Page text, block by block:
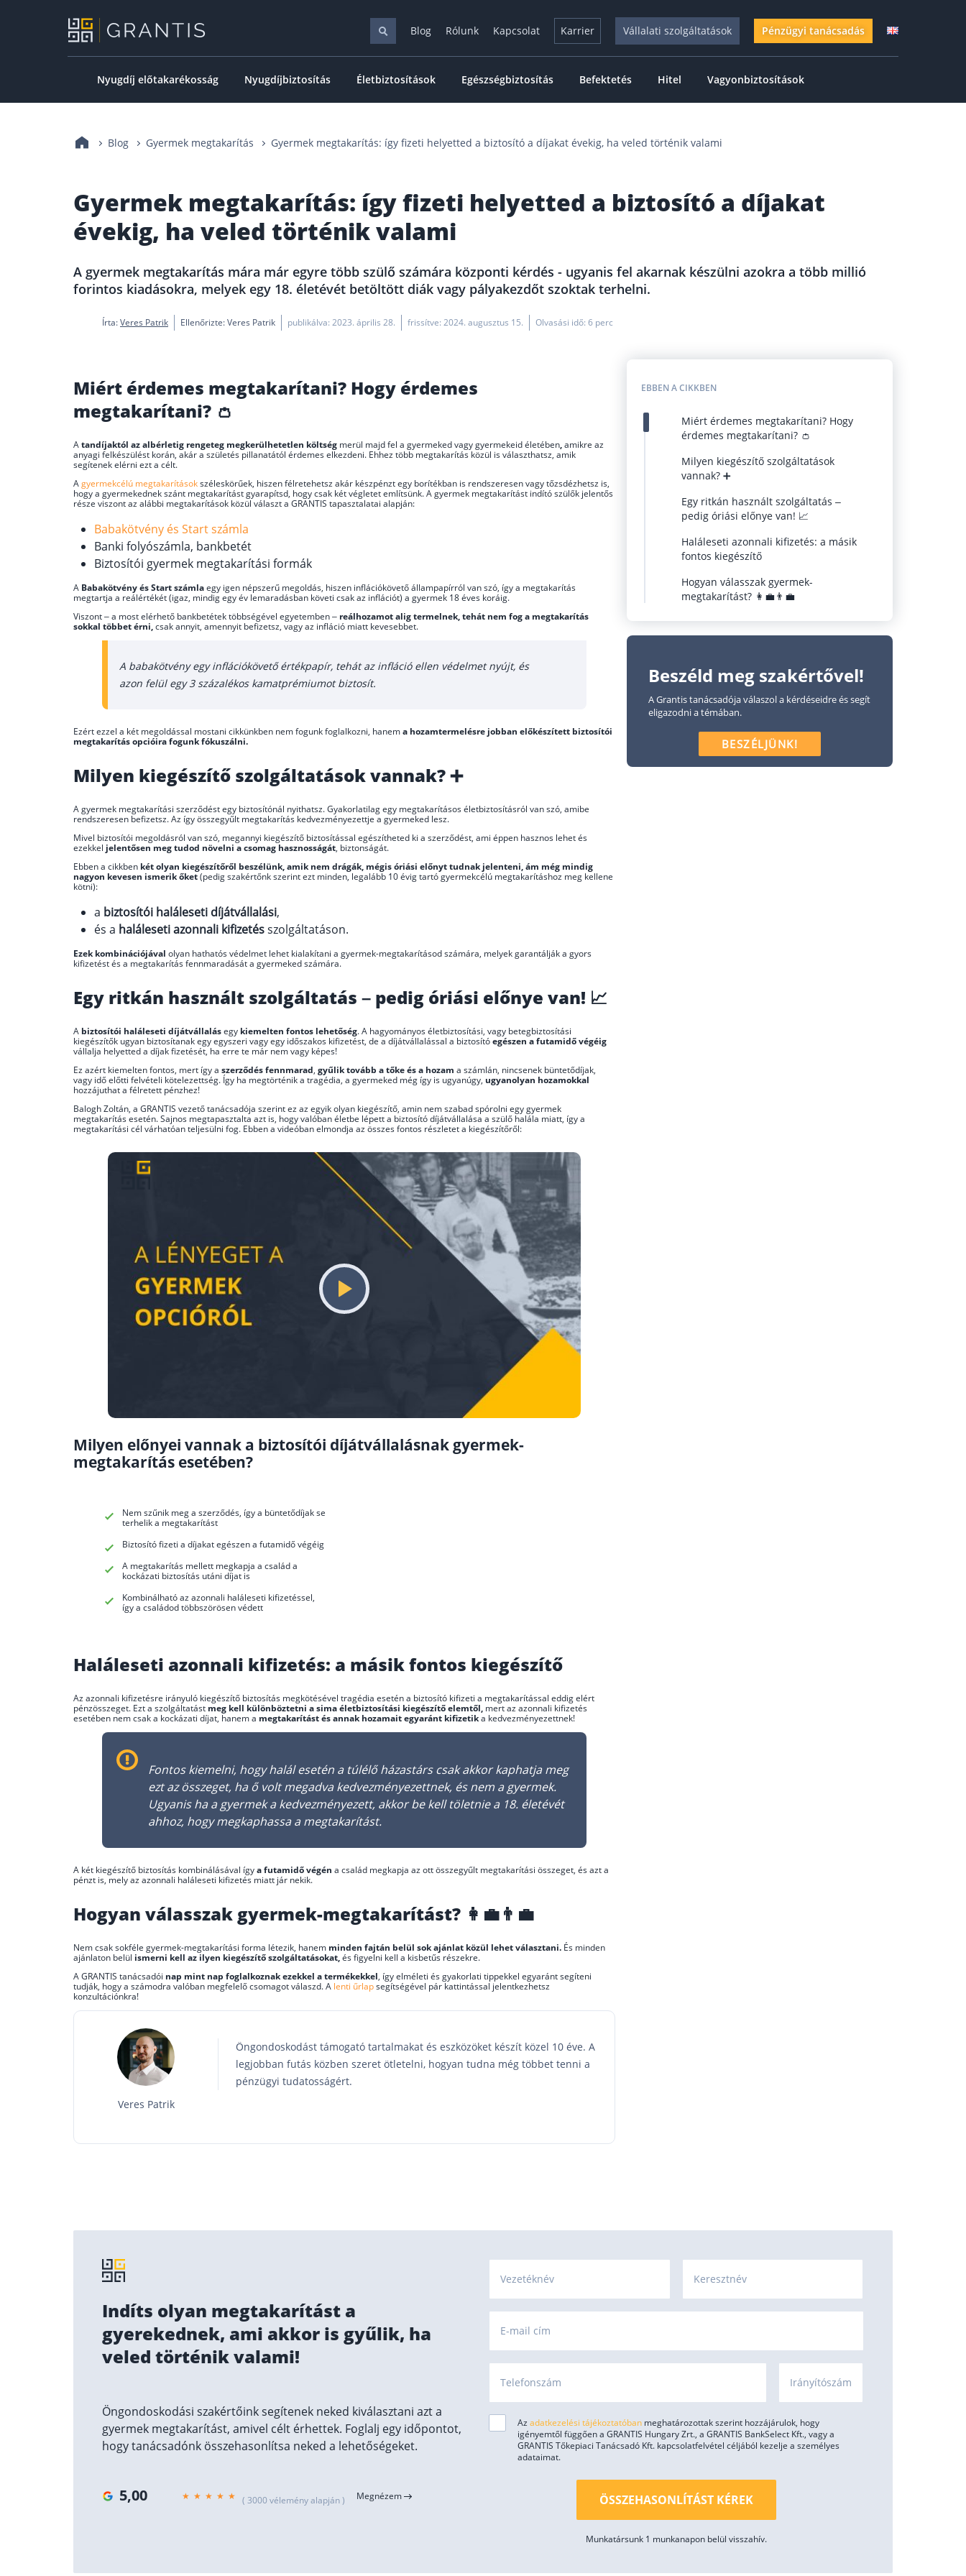
Blog Rólunk Kapcsolat Karrier Vállalati szolgáltatások Pénzügyi tanácsadás
Nyugdíj előtakarékosság Nyugdíjbiztosítás Életbiztosítások Egészségbiztosítás Befektetés Hitel Vagyonbiztosítások
Blog Gyermek megtakarítás Gyermek megtakarítás: így fizeti helyetted a biztosító a díjakat évekig, ha veled történik valami
Gyermek megtakarítás: így fizeti helyetted a biztosító a díjakat
évekig, ha veled történik valami
A gyermek megtakarítás mára már egyre több szülő számára központi kérdés - ugyanis fel akarnak készülni azokra a több millió
forintos kiadásokra, melyek egy 18. életévét betöltött diák vagy pályakezdőt szoktak terhelni.
Írta:Veres Patrik Ellenőrizte: Veres Patrik publikálva: 2023. április 28. frissítve: 2024. augusztus 15. Olvasási idő: 6 perc
Miért érdemes megtakarítani? Hogy érdemes
megtakarítani? 👛
Atandíjaktól az albérletig rengeteg megkerülhetetlen költség merül majd fel a gyermeked vagy gyermekeid életében,amikre az
anyagi felkészülést korán, akár a születés pillanatától érdemes elkezdeni. Ehhez több megtakarítás közül is választhatsz, amik
segítenek elérni ezt a célt.
Agyermekcélú megtakarításokszéleskörűek, hiszen félretehetsz akár készpénzt egy borítékban is rendszeresen vagy tőzsdézhetsz is,
hogy a gyermekednek szánt megtakarítást gyarapítsd, hogy csak két végletet említsünk. A gyermek megtakarítást indító szülők jelentős
része viszont az alábbi megtakarítások közül választ a GRANTIS tapasztalatai alapján:
Babakötvény és Start számla
Banki folyószámla, bankbetét
Biztosítói gyermek megtakarítási formák
A Babakötvény és Start számlaegy igen népszerű megoldás, hiszen inflációkövető állampapírról van szó, így a megtakarítás
megtartja a reálértékét (igaz, mindig egy év lemaradásban követi csak az inflációt) a gyermek 18 éves koráig.
Viszont – a most elérhető bankbetétek többségével egyetemben – reálhozamot alig termelnek, tehát nem fog a megtakarítás
sokkal többet érni,csak annyit, amennyit befizetsz, vagy az infláció miatt kevesebbet.
A babakötvény egy inflációkövető értékpapír, tehát az infláció ellen védelmet nyújt, és
azon felül egy 3 százalékos kamatprémiumot biztosít.
Ezért ezzel a két megoldással mostani cikkünkben nem fogunk foglalkozni, hanema hozamtermelésre jobban előkészített biztosítói
megtakarítás opcióira fogunk fókuszálni.
Milyen kiegészítő szolgáltatások vannak? ➕
A gyermek megtakarítási szerződést egy biztosítónál nyithatsz. Gyakorlatilag egy megtakarításos életbiztosításról van szó, amibe
rendszeresen befizetsz. Az így összegyűlt megtakarítás kedvezményezettje a gyermeked lesz.
Mivel biztosítói megoldásról van szó, megannyi kiegészítő biztosítással egészítheted ki a szerződést, ami éppen hasznos lehet és
ezekkel jelentősen meg tudod növelni a csomag hasznosságát, biztonságát.
Ebben a cikkben két olyan kiegészítőről beszélünk, amik nem drágák, mégis óriási előnyt tudnak jelenteni, ám még mindig
nagyon kevesen ismerik őket(pedig szakértőnk szerint ezt minden, legalább 10 évig tartó gyermekcélú megtakarításhoz meg kellene
kötni):
a biztosítói haláleseti díjátvállalási,
és a haláleseti azonnali kifizetésszolgáltatáson.
Ezek kombinációjával olyan hathatós védelmet lehet kialakítani a gyermek-megtakarításod számára, melyek garantálják a gyors
kifizetést és a megtakarítás fennmaradását a gyermeked számára.
Egy ritkán használt szolgáltatás – pedig óriási előnye van! 📈
A biztosítói haláleseti díjátvállalásegy kiemelten fontos lehetőség. A hagyományos életbiztosítási, vagy betegbiztosítási
kiegészítők ugyan biztosítanak egy egyszeri vagy egy időszakos kifizetést, de a díjátvállalással a biztosítóegészen a futamidő végéig
vállalja helyetted a díjak fizetését, ha erre te már nem vagy képes!
Ez azért kiemelten fontos, mert így a szerződés fennmarad, gyűlik tovább a tőke és a hozam a számlán, nincsenek büntetődíjak,
vagy idő előtti felvételi kötelezettség. Így ha megtörténik a tragédia, a gyermeked még így is ugyanúgy, ugyanolyan hozamokkal
hozzájuthat a félretett pénzhez!
Balogh Zoltán, a GRANTIS vezető tanácsadója szerint ez az egyik olyan kiegészítő, amin nem szabad spórolni egy gyermek
megtakarítás esetén. Sajnos megtapasztalta azt is, hogy valóban életbe lépett a biztosító díjátvállalása a szülő halála miatt, így a
megtakarítási cél várhatóan teljesülni fog. Ebben a videóban elmondja az összes fontos részletet a kiegészítőről:
Milyen előnyei vannak a biztosítói díjátvállalásnak gyermek-
megtakarítás esetében?
Nem szűnik meg a szerződés, így a büntetődíjak se
terhelik a megtakarítást
Biztosító fizeti a díjakat egészen a futamidő végéig
A megtakarítás mellett megkapja a család a
kockázati biztosítás utáni díjat is
Kombinálható az azonnali haláleseti kifizetéssel,
így a családod többszörösen védett
Haláleseti azonnali kifizetés: a másik fontos kiegészítő
Az azonnali kifizetésre irányuló kiegészítő biztosítás megkötésével tragédia esetén a biztosító kifizeti a megtakarítással eddig elért
pénzösszeget. Ezt a szolgáltatást meg kell különböztetni a sima életbiztosítási kiegészítő elemtől, mert az azonnali kifizetés
esetében nem csak a kockázati díjat, hanem a megtakarítást és annak hozamait egyaránt kifizetika kedvezményezettnek!
Fontos kiemelni, hogy halál esetén a túlélő házastárs csak akkor kaphatja meg
ezt az összeget, ha ő volt megadva kedvezményezettnek, és nem a gyermek.
Ugyanis ha a gyermek a kedvezményezett, akkor be kell töletnie a 18. életévét
ahhoz, hogy megkaphassa a megtakarítást.
A két kiegészítő biztosítás kombinálásával ígya futamidő végén a család megkapja az ott összegyűlt megtakarítási összeget, és azt a
pénzt is, mely az azonnali haláleseti kifizetés miatt jár nekik.
Hogyan válasszak gyermek-megtakarítást? 👩‍💼👨‍💼
Nem csak sokféle gyermek-megtakarítási forma létezik, hanem minden fajtán belül sok ajánlat közül lehet választani. És minden
ajánlaton belül ismerni kell az ilyen kiegészítő szolgáltatásokat,és figyelni kell a kisbetűs részekre.
A GRANTIS tanácsadói nap mint nap foglalkoznak ezekkel a termékekkel, így elméleti és gyakorlati tippekkel egyaránt segíteni
tudják, hogy a számodra valóban megfelelő csomagot válaszd. A lenti űrlapsegítségével pár kattintással jelentkezhetsz
konzultációnkra!
Veres Patrik
Öngondoskodást támogató tartalmakat és eszközöket készít közel 10 éve. A
legjobban futás közben szeret ötletelni, hogyan tudna még többet tenni a
pénzügyi tudatosságért.
EBBEN A CIKKBEN
Miért érdemes megtakarítani? Hogy
érdemes megtakarítani? 👛
Milyen kiegészítő szolgáltatások
vannak? ➕
Egy ritkán használt szolgáltatás –
pedig óriási előnye van! 📈
Haláleseti azonnali kifizetés: a másik
fontos kiegészítő
Hogyan válasszak gyermek-
megtakarítást? 👩‍💼👨‍💼
Beszéld meg szakértővel!
A Grantis tanácsadója válaszol a kérdéseidre és segít
eligazodni a témában.
BESZÉLJÜNK!
Indíts olyan megtakarítást a
gyerekednek, ami akkor is gyűlik, ha
veled történik valami!
Öngondoskodási szakértőink segítenek neked kiválasztani azt a
gyermek megtakarítást, amivel célt érhettek. Foglalj egy időpontot,
hogy tanácsadónk összehasonlítsa neked a lehetőségeket.
5,00 ( 3000 vélemény alapján ) Megnézem
Vezetéknév Keresztnév
E-mail cím
Telefonszám Irányítószám
Az adatkezelési tájékoztatóbanmeghatározottak szerint hozzájárulok, hogy
igényemtől függően a GRANTIS Hungary Zrt., a GRANTIS BankSelect Kft., vagy a
GRANTIS Tőkepiaci Tanácsadó Kft. kapcsolatfelvétel céljából kezelje a személyes
adataimat.
ÖSSZEHASONLÍTÁST KÉREK
Munkatársunk 1 munkanapon belül visszahív.